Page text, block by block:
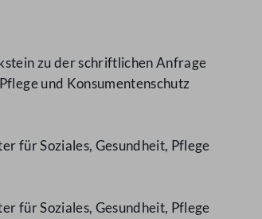
zu der schriftlichen Anfrage
und Konsumentenschutz
für Soziales, Gesundheit, Pflege
für Soziales, Gesundheit, Pflege